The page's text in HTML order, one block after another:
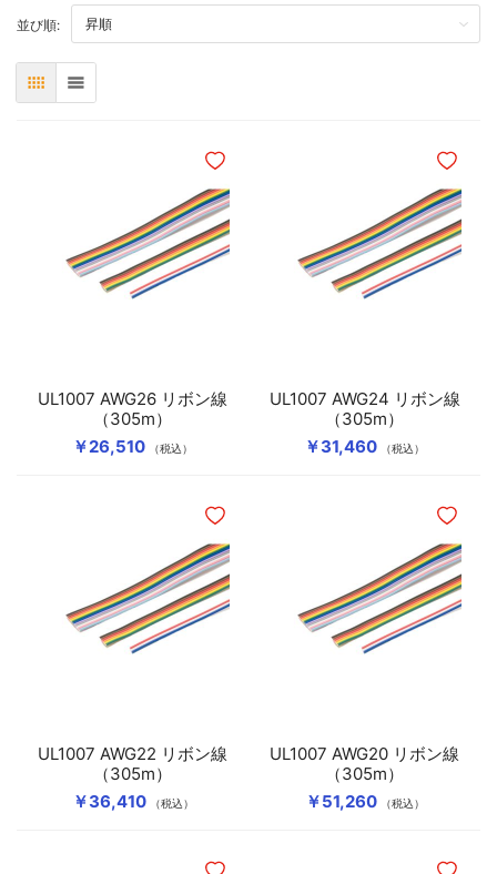
並び順:TOP
表 リスト
￥26,510 （税込）
UL1007 AWG26 リボン線
（305m）
ほしいものリストに追加
￥31,460 （税込）
UL1007 AWG24 リボン線
（305m）
ほしい
￥36,410 （税込）
UL1007 AWG22 リボン線
（305m）
ほしいものリストに追加
￥51,260 （税込）
UL1007 AWG20 リボン線
（305m）
ほしい